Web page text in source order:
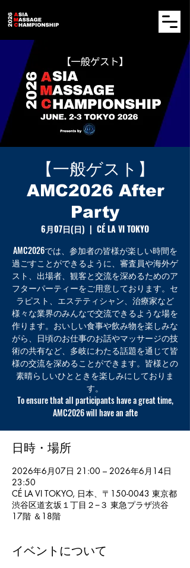
【一般ゲスト】
AMC2026 After
Party
6月07日(日)
  |
CÉ LA VI TOKYO
AMC2026では、参加者の皆様が楽しい時間を
過ごすことができるように、審査員や海外ゲ
スト、出場者、観客と交流を深めるためのア
フターパーティーをご用意しております。セ
ラピスト、エステティシャン、治療家など
様々な業界のみんなで交流できるような場を
作ります。おいしい食事や飲み物を楽しみな
がら、日頃のお仕事のお話やマッサージの技
術の共有など、多岐にわたる話題を通じて皆
様の交流を深めることができます。皆様との
素晴らしいひとときを楽しみにしておりま
す。
To ensure that all participants have a great time,
AMC2026 will have an afte
日時・場所
2026年6月07日 21:00 – 2026年6月14日
23:50
CÉ LA VI TOKYO, 日本、〒150-0043 東京都
渋谷区道玄坂１丁目２−３ 東急プラザ渋谷
17階 ＆18階
イベントについて